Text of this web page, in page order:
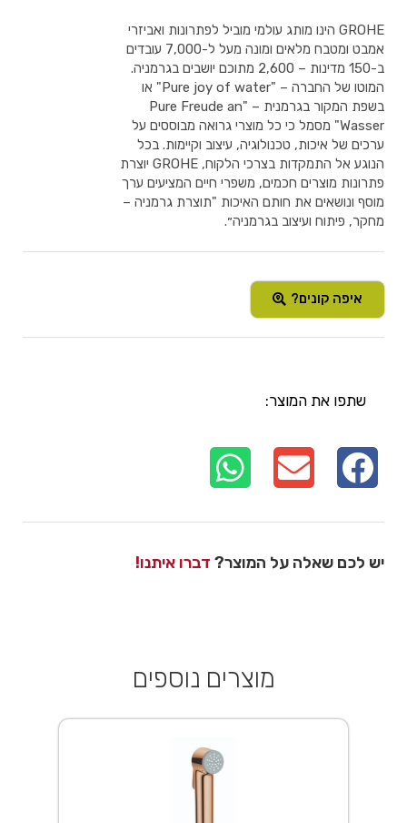
GROHE הינו מותג עולמי מוביל לפתרונות ואביזרי
אמבט ומטבח מלאים ומונה מעל ל-7,000 עובדים
ב-150 מדינות – 2,600 מתוכם יושבים בגרמניה.
המוטו של החברה – "Pure joy of water" או
בשפת המקור בגרמנית – "Pure Freude an
Wasser" מסמל כי כל מוצרי גרואה מבוססים על
ערכים של איכות, טכנולוגיה, עיצוב וקיימות. בכל
הנוגע אל התמקדות בצרכי הלקוח, GROHE יוצרת
פתרונות מוצרים חכמים, משפרי חיים המציעים ערך
מוסף ונושאים את חותם האיכות "תוצרת גרמניה –
מחקר, פיתוח ועיצוב בגרמניה״.
איפה קונים?
שתפו את המוצר:
יש לכם שאלה על המוצר? דברו איתנו!
מוצרים נוספים